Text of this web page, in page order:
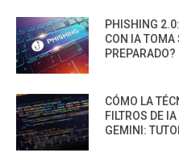
PHISHING
CON IA TOMA
PREPARADO?
CÓMO LA
FILTROS DE
GEMINI: